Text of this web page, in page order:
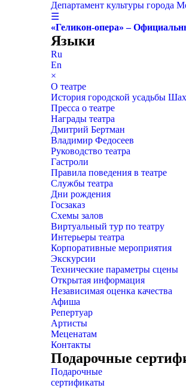
Департамент культуры города
☰
«Геликон-опера» –
Языки
Ru
En
×
О театре
История городской усадьбы
Пресса о театре
Награды театра
Дмитрий Бертман
Владимир Федосеев
Руководство театра
Гастроли
Правила поведения в театре
Службы театра
Дни рождения
Госзаказ
Схемы залов
Виртуальный тур по театру
Интерьеры театра
Корпоративные мероприятия
Экскурсии
Технические параметры сцены
Открытая информация
Независимая оценка качества
Афиша
Репертуар
Артисты
Меценатам
Контакты
Подарочные
Подарочные
сертификаты